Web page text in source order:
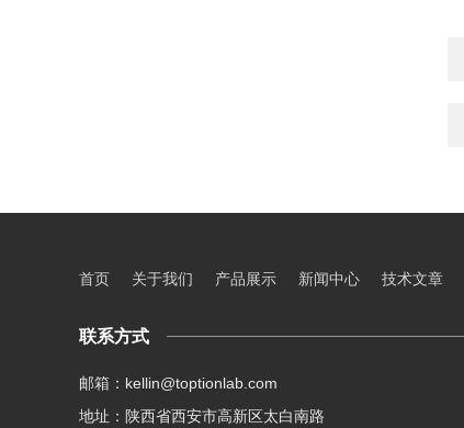
首页 关于我们 产品展示 新闻中心 技术文章
联系方式
邮箱：kellin@toptionlab.com
地址：陕西省西安市高新区太白南路